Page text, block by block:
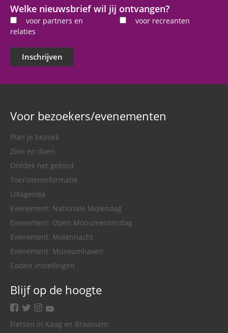
Welke nieuwsbrief wil jij ontvangen?
voor partners en
relaties
voor recreanten
Inschrijven
Voor bezoekers/evenementen
Plan je bezoek
Zien en doen
Ontdek het gebied
Toeristeninformatie
Uitagenda
Evenement: Nationale Molendag
Evenement: Open Monumentendag
Evenement: Molennacht
Evenement: Museumhaven
Cookie instellingen
Blijf op de hoogte
facebook
twitterinstagram
youtube
Fietsen in Kaag en Braassem